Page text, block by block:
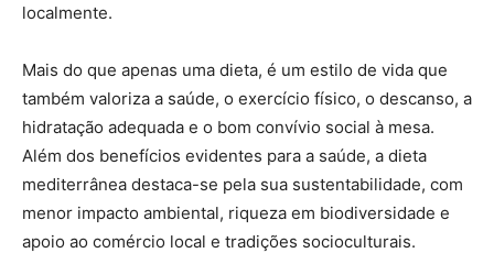
localmente.
Mais do que apenas uma dieta, é um estilo de vida que
também valoriza a saúde, o exercício físico, o descanso, a
hidratação adequada e o bom convívio social à mesa.
Além dos benefícios evidentes para a saúde, a dieta
mediterrânea destaca-se pela sua sustentabilidade, com
menor impacto ambiental, riqueza em biodiversidade e
apoio ao comércio local e tradições socioculturais.